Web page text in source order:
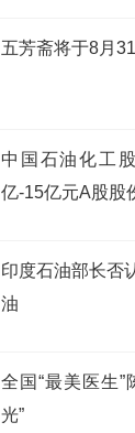
五芳斋将于8月
中国石油化工
亿-15亿元A股股
印度石油部长否
油
全国“最美医生”
光”